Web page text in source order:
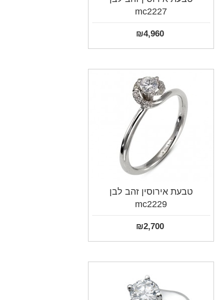
mc2227
₪4,960
טבעת אירוסין זהב לבן
mc2229
₪2,700